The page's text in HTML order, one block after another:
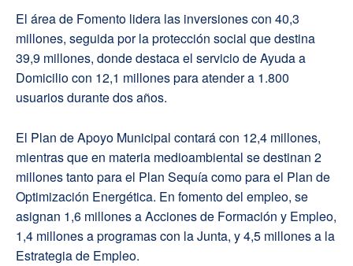
El área de Fomento lidera las inversiones con 40,3
millones, seguida por la protección social que destina
39,9 millones, donde destaca el servicio de Ayuda a
Domicilio con 12,1 millones para atender a 1.800
usuarios durante dos años.
El Plan de Apoyo Municipal contará con 12,4 millones,
mientras que en materia medioambiental se destinan 2
millones tanto para el Plan Sequía como para el Plan de
Optimización Energética. En fomento del empleo, se
asignan 1,6 millones a Acciones de Formación y Empleo,
1,4 millones a programas con la Junta, y 4,5 millones a la
Estrategia de Empleo.